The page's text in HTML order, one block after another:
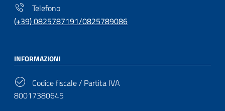
Telefono
(+39) 0825787191/0825789086
INFORMAZIONI
Codice fiscale / Partita IVA
80017380645